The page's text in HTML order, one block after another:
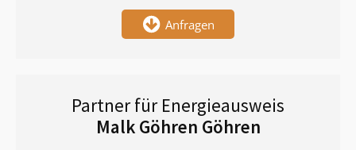
Anfragen
Partner für Energieausweis
Malk Göhren Göhren